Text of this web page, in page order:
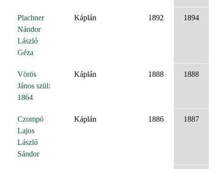
Plachner
Nándor
László
Géza
Káplán 1892 1894
Vörös
János szül:
1864
Káplán 1888 1888
Czompó
Lajos
László
Sándor
Káplán 1886 1887